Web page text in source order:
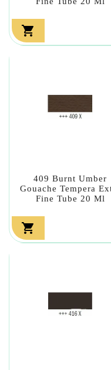

409 Burnt Umber
Gouache Tempera
Fine Tube 20 Ml
